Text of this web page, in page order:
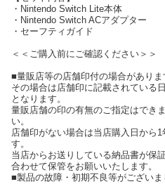
・Nintendo Switch Lite本体
・Nintendo Switch ACアダプター
・セーフティガイド
＜＜ご購入前にご確認ください＞＞
■量販店等の店舗印付の場合がありま
その場合は店舗印に記載されている
となります。
量販店舗の印の有無のご指定はでき
い。
店舗印がない場合は当店購入日から
す。
当店からお送りしている納品書が保
合わせて保管をお願いいたします。
■製品の故障・初期不良等がござい